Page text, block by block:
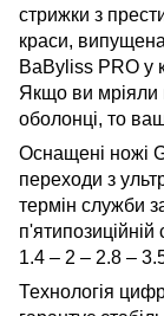
стрижки з
краси, випущена
BaByliss PRO у
Якщо ви мріяли
оболонці, то
Оснащені ножі
переходи з
термін служби
1.4 – 2 – 2.8 –
Технологія